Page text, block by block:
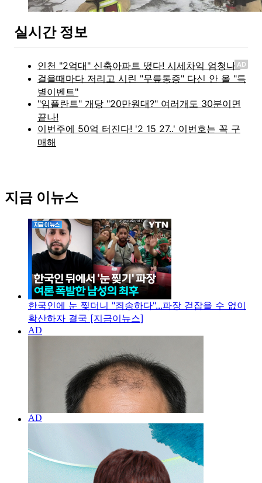
실시간 정보
AD
지금 이뉴스
한국인에 눈 찢더니 "죄송하다"...파장 걷잡을 수 없이
확산하자 결국 [지금이뉴스]